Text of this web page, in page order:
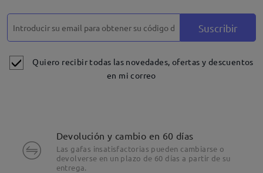
Suscribir
Quiero recibir todas las novedades, ofertas y descuentos
en mi correo
Devolución y cambio en 60 días
Las gafas insatisfactorias pueden cambiarse o
devolverse en un plazo de 60 días a partir de su
entrega.